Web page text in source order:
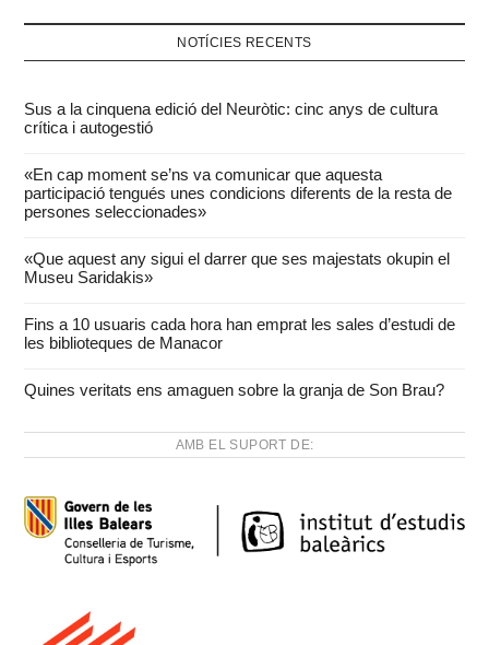
NOTÍCIES RECENTS
Sus a la cinquena edició del Neuròtic: cinc anys de cultura
crítica i autogestió
«En cap moment se’ns va comunicar que aquesta
participació tengués unes condicions diferents de la resta de
persones seleccionades»
«Que aquest any sigui el darrer que ses majestats okupin el
Museu Saridakis»
Fins a 10 usuaris cada hora han emprat les sales d’estudi de
les biblioteques de Manacor
Quines veritats ens amaguen sobre la granja de Son Brau?
AMB EL SUPORT DE: